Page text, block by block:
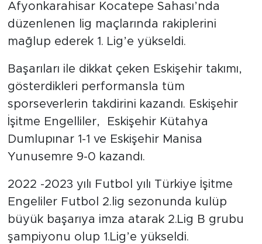
Afyonkarahisar Kocatepe Sahası’nda
düzenlenen lig maçlarında rakiplerini
mağlup ederek 1. Lig’e yükseldi.
Başarıları ile dikkat çeken Eskişehir takımı,
gösterdikleri performansla tüm
sporseverlerin takdirini kazandı. Eskişehir
İşitme Engelliler, Eskişehir Kütahya
Dumlupınar 1-1 ve Eskişehir Manisa
Yunusemre 9-0 kazandı.
2022 -2023 yılı Futbol yılı Türkiye İşitme
Engeliler Futbol 2.lig sezonunda kulüp
büyük başarıya imza atarak 2.Lig B grubu
şampiyonu olup 1.Lig’e yükseldi.